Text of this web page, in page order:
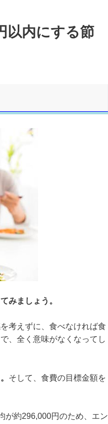
以内にする節
みましょう。
考えずに、食べなければ食
、全く意味がなくなってし
そして、食費の目標金額を
が約296,000円のため、エン